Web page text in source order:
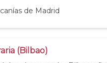
de Madrid
(Bilbao)